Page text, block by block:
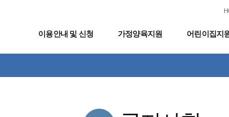
이용안내 및 신청 가정양육지원 어린이집지